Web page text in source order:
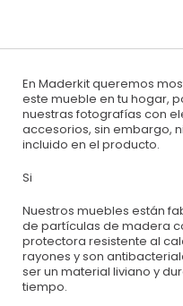
En Maderkit queremos
este mueble en tu hogar,
nuestras fotografías con
accesorios, sin embargo,
incluido en el producto.
Si
Nuestros muebles están
de partículas de madera
protectora resistente al
rayones y son
ser un material liviano y
tiempo.